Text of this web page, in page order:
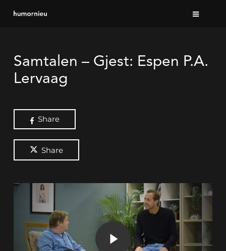
contentSamtalen – Gjest: Espen P.A.
Lervaag
Share
Share
Play Video
Play Video